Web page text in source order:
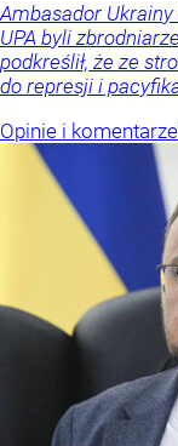
Ambasador Ukrainy
UPA byli
podkreślił, że ze
do represji i
Opinie i komentarze